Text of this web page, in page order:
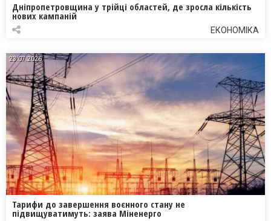
Дніпропетровщина у трійці областей, де зросла кількість
нових кампаній
ЕКОНОМІКА
23.07.2026
Тарифи до завершення воєнного стану не
підвищуватимуть: заява Міненерго